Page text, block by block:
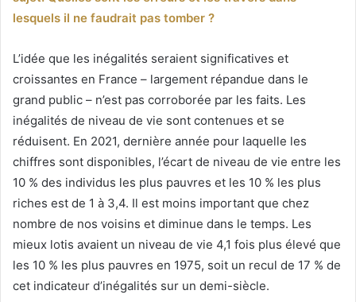
lesquels il ne faudrait pas tomber ?
L’idée que les inégalités seraient significatives et
croissantes en France – largement répandue dans le
grand public – n’est pas corroborée par les faits. Les
inégalités de niveau de vie sont contenues et se
réduisent. En 2021, dernière année pour laquelle les
chiffres sont disponibles, l’écart de niveau de vie entre les
10 % des individus les plus pauvres et les 10 % les plus
riches est de 1 à 3,4. Il est moins important que chez
nombre de nos voisins et diminue dans le temps. Les
mieux lotis avaient un niveau de vie 4,1 fois plus élevé que
les 10 % les plus pauvres en 1975, soit un recul de 17 % de
cet indicateur d’inégalités sur un demi-siècle.